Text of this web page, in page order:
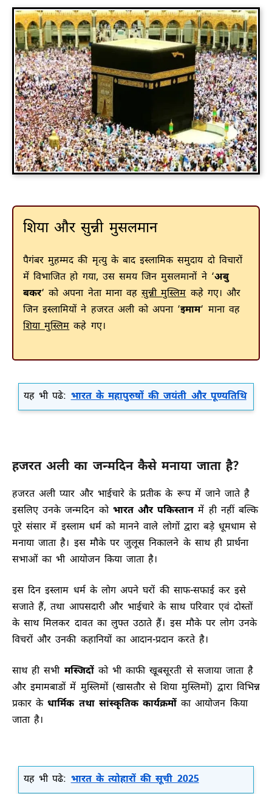
शिया और सुन्नी मुसलमान
पैगंबर मुहम्मद की मृत्यु के बाद इस्लामिक समुदाय दो विचारों
में विभाजित हो गया, उस समय जिन मुसलमानों ने ‘अबु
बकर‘ को अपना नेता माना वहसुन्नी मुस्लिमकहे गए। और
जिन इस्लामियों ने हजरत अली को अपना ‘इमाम‘ माना वह
शिया मुस्लिमकहे गए।
यह भी पढे:भारत के महापुरुषों की जयंती और पूण्यतिथि
हजरत अली का जन्मदिन कैसे मनाया जाता है?
हजरत अली प्यार और भाईचारे के प्रतीक के रूप में जाने जाते है
इसलिए उनके जन्मदिन को भारत और पकिस्तानमें ही नहीं बल्कि
पूरे संसार में इस्लाम धर्म को मानने वाले लोगों द्वारा बड़े धूमधाम से
मनाया जाता है। इस मौके पर जुलूस निकालने के साथ ही प्रार्थना
सभाओं का भी आयोजन किया जाता है।
इस दिन इस्लाम धर्म के लोग अपने घरों की साफ-सफाई कर इसे
सजाते हैं, तथा आपसदारी और भाईचारे के साथ परिवार एवं दोस्तों
के साथ मिलकर दावत का लुफ्त उठाते हैं। इस मौके पर लोग उनके
विचरों और उनकी कहानियों का आदान-प्रदान करते है।
साथ ही सभी मस्जिदोंको भी काफी खूबसूरती से सजाया जाता है
और इमामबाडों में मुस्लिमों (खासतौर से शिया मुस्लिमों) द्वारा विभिन्न
प्रकार केधार्मिक तथा सांस्कृतिक कार्यक्रमों का आयोजन किया
जाता है।
यह भी पढे:भारत के त्योहारों की सूची 2025